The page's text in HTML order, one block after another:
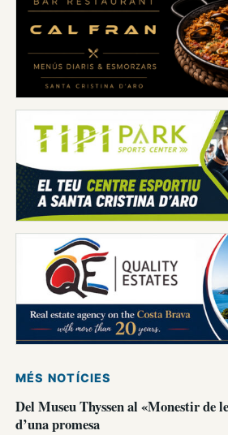
MÉS NOTÍCIES
Del Museu Thyssen al «Monestir de
d’una promesa